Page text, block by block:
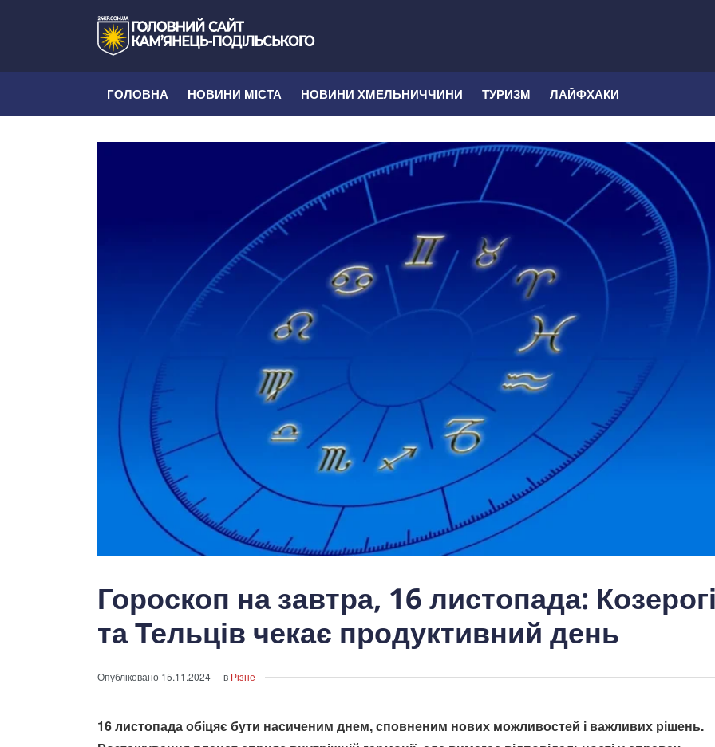
ГОЛОВНА НОВИНИ МІСТА НОВИНИ ХМЕЛЬНИЧЧИНИ ТУРИЗМ ЛАЙФХАКИ
Гороскоп на завтра, 16 листопада:
та Тельців чекає продуктивний день
Опубліковано 15.11.2024 в Різне
16 листопада обіцяє бути насиченим днем, сповненим нових можливостей і важливих рішень.